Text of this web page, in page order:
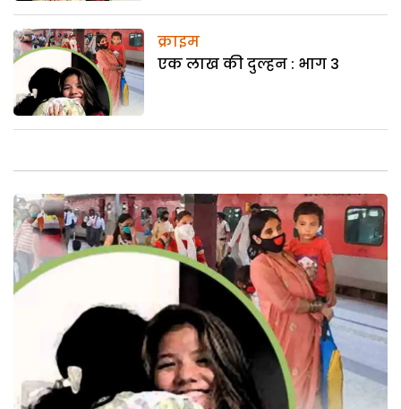
क्राइम
एक लाख की दुल्हन : भाग 3